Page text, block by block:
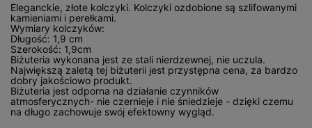
Eleganckie, złote kolczyki. Kolczyki ozdobione są szlifowanymi
kamieniami i perełkami.
Wymiary kolczyków:
Długość: 1,9 cm
Szerokość: 1,9cm
Biżuteria wykonana jest ze stali nierdzewnej, nie uczula.
Największą zaletą tej biżuterii jest przystępna cena, za bardzo
dobry jakościowo produkt.
Biżuteria jest odporna na działanie czynników
atmosferycznych- nie czernieje i nie śniedzieje - dzięki czemu
na długo zachowuje swój efektowny wygląd.